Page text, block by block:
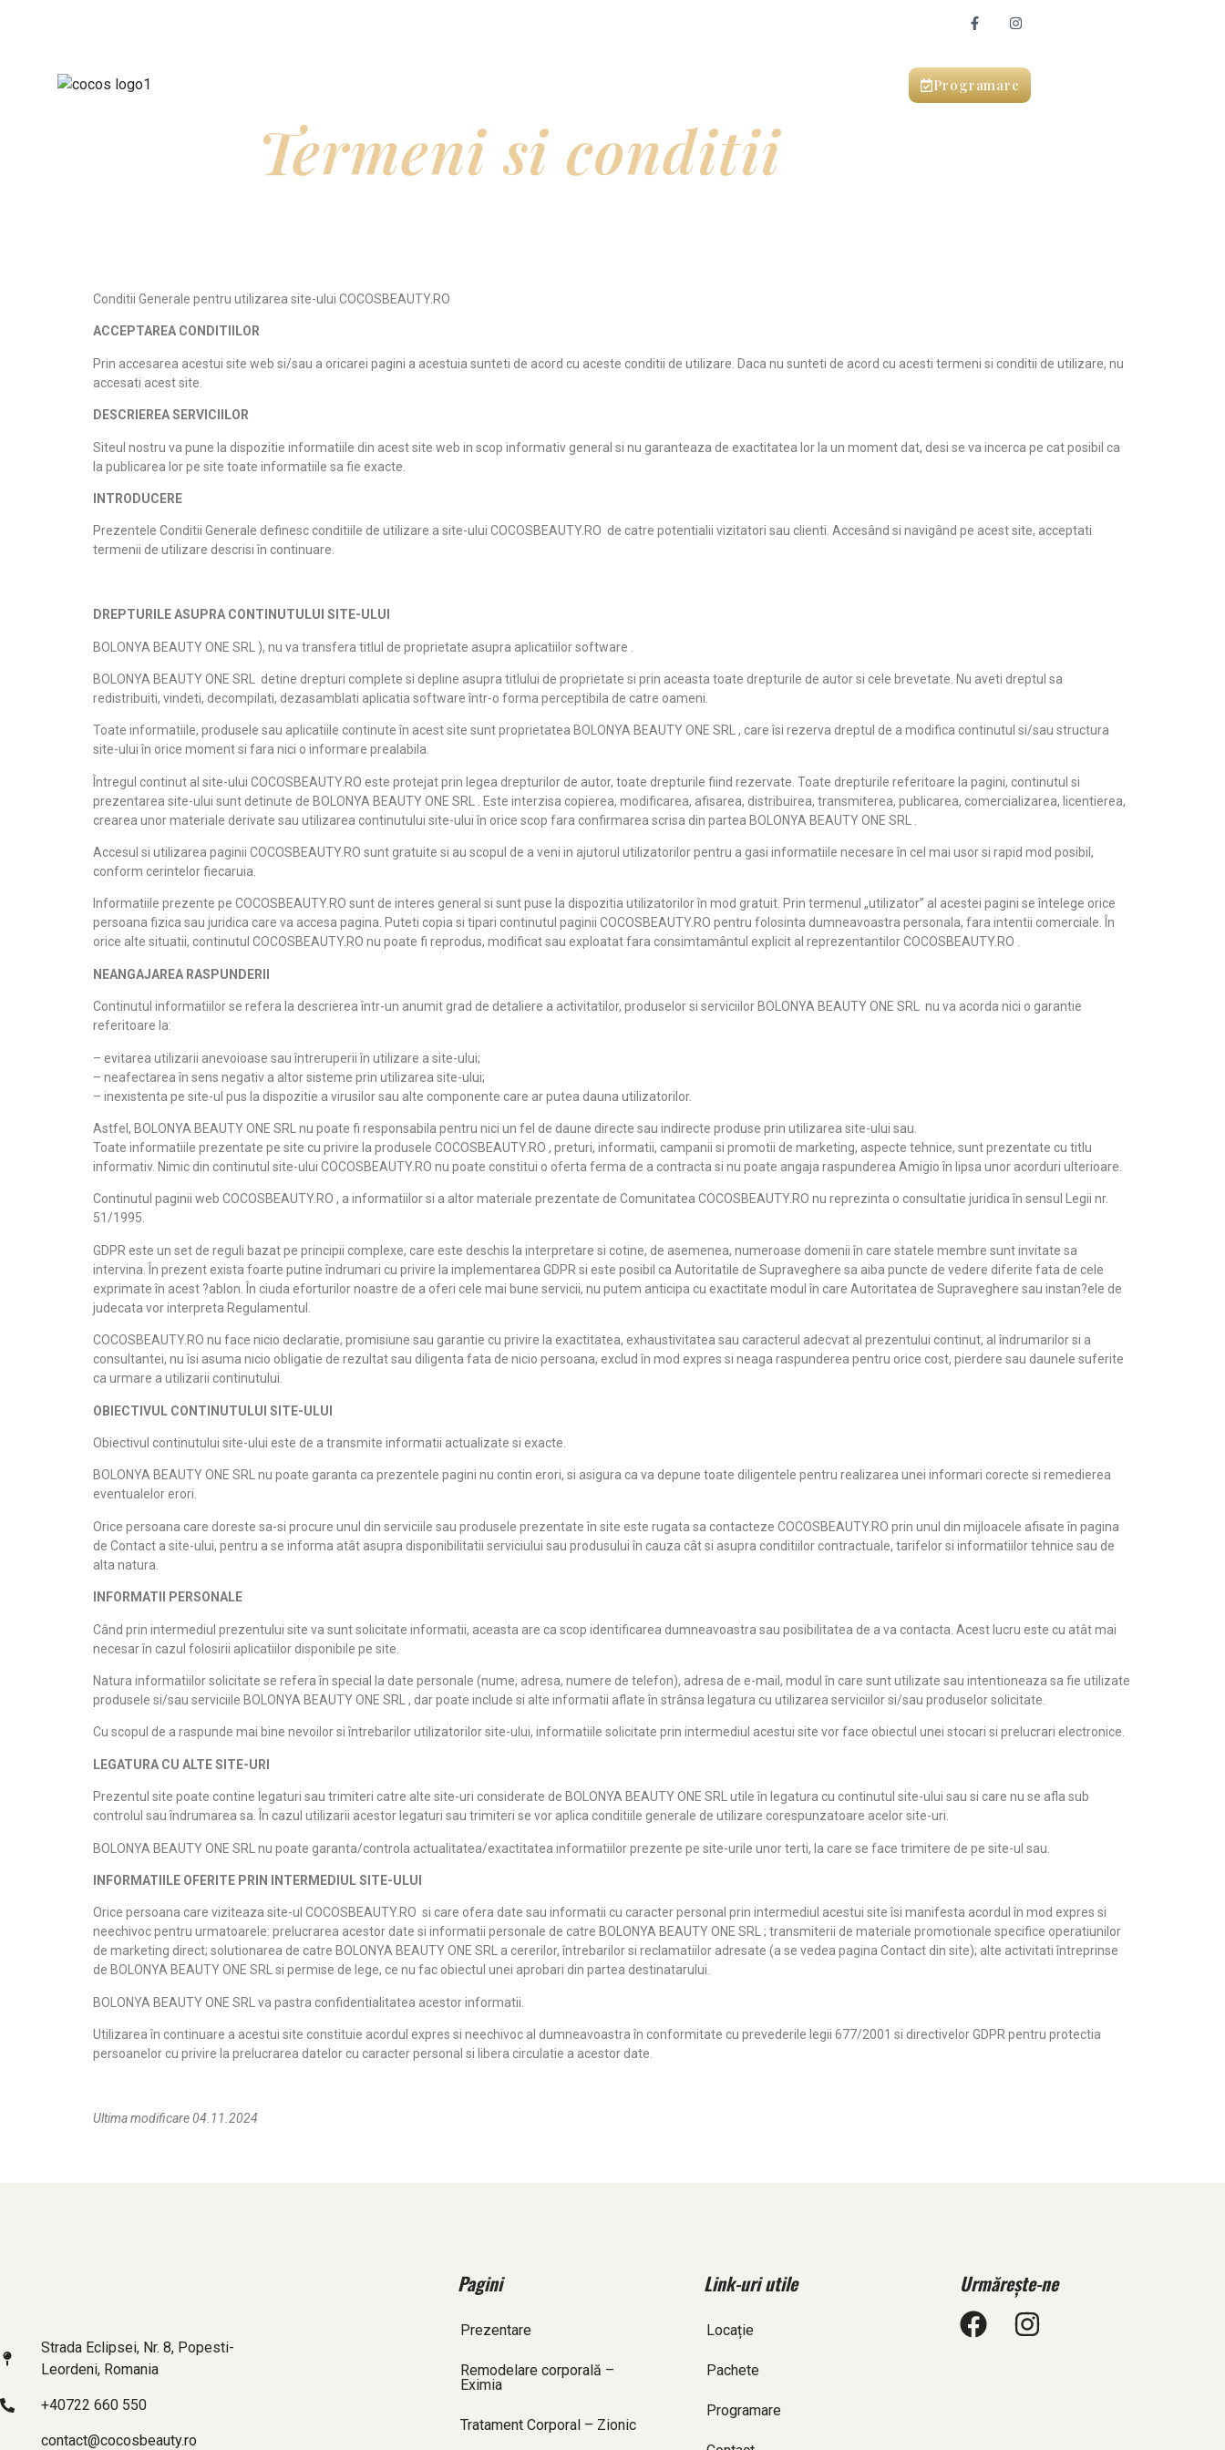
Programare
Termeni si conditii
Conditii Generale pentru utilizarea site-ului COCOSBEAUTY.RO
ACCEPTAREA CONDITIILOR
Prin accesarea acestui site web si/sau a oricarei pagini a acestuia sunteti de acord cu aceste conditii de utilizare. Daca nu sunteti de acord cu acesti termeni si conditii de utilizare, nu
accesati acest site.
DESCRIEREA SERVICIILOR
Siteul nostru va pune la dispozitie informatiile din acest site web in scop informativ general si nu garanteaza de exactitatea lor la un moment dat, desi se va incerca pe cat posibil ca
la publicarea lor pe site toate informatiile sa fie exacte.
INTRODUCERE
Prezentele Conditii Generale definesc conditiile de utilizare a site-ului COCOSBEAUTY.RO de catre potentialii vizitatori sau clienti. Accesând si navigând pe acest site, acceptati
termenii de utilizare descrisi în continuare.
DREPTURILE ASUPRA CONTINUTULUI SITE-ULUI
BOLONYA BEAUTY ONE SRL ), nu va transfera titlul de proprietate asupra aplicatiilor software .
BOLONYA BEAUTY ONE SRL detine drepturi complete si depline asupra titlului de proprietate si prin aceasta toate drepturile de autor si cele brevetate. Nu aveti dreptul sa
redistribuiti, vindeti, decompilati, dezasamblati aplicatia software într-o forma perceptibila de catre oameni.
Toate informatiile, produsele sau aplicatiile continute în acest site sunt proprietatea BOLONYA BEAUTY ONE SRL , care îsi rezerva dreptul de a modifica continutul si/sau structura
site-ului în orice moment si fara nici o informare prealabila.
Întregul continut al site-ului COCOSBEAUTY.RO este protejat prin legea drepturilor de autor, toate drepturile fiind rezervate. Toate drepturile referitoare la pagini, continutul si
prezentarea site-ului sunt detinute de BOLONYA BEAUTY ONE SRL . Este interzisa copierea, modificarea, afisarea, distribuirea, transmiterea, publicarea, comercializarea, licentierea,
crearea unor materiale derivate sau utilizarea continutului site-ului în orice scop fara confirmarea scrisa din partea BOLONYA BEAUTY ONE SRL .
Accesul si utilizarea paginii COCOSBEAUTY.RO sunt gratuite si au scopul de a veni in ajutorul utilizatorilor pentru a gasi informatiile necesare în cel mai usor si rapid mod posibil,
conform cerintelor fiecaruia.
Informatiile prezente pe COCOSBEAUTY.RO sunt de interes general si sunt puse la dispozitia utilizatorilor în mod gratuit. Prin termenul „utilizator” al acestei pagini se întelege orice
persoana fizica sau juridica care va accesa pagina. Puteti copia si tipari continutul paginii COCOSBEAUTY.RO pentru folosinta dumneavoastra personala, fara intentii comerciale. În
orice alte situatii, continutul COCOSBEAUTY.RO nu poate fi reprodus, modificat sau exploatat fara consimtamântul explicit al reprezentantilor COCOSBEAUTY.RO .
NEANGAJAREA RASPUNDERII
Continutul informatiilor se refera la descrierea într-un anumit grad de detaliere a activitatilor, produselor si serviciilor BOLONYA BEAUTY ONE SRL nu va acorda nici o garantie
referitoare la:
– evitarea utilizarii anevoioase sau întreruperii în utilizare a site-ului;
– neafectarea în sens negativ a altor sisteme prin utilizarea site-ului;
– inexistenta pe site-ul pus la dispozitie a virusilor sau alte componente care ar putea dauna utilizatorilor.
Astfel, BOLONYA BEAUTY ONE SRL nu poate fi responsabila pentru nici un fel de daune directe sau indirecte produse prin utilizarea site-ului sau.
Toate informatiile prezentate pe site cu privire la produsele COCOSBEAUTY.RO , preturi, informatii, campanii si promotii de marketing, aspecte tehnice, sunt prezentate cu titlu
informativ. Nimic din continutul site-ului COCOSBEAUTY.RO nu poate constitui o oferta ferma de a contracta si nu poate angaja raspunderea Amigio în lipsa unor acorduri ulterioare.
Continutul paginii web COCOSBEAUTY.RO , a informatiilor si a altor materiale prezentate de Comunitatea COCOSBEAUTY.RO nu reprezinta o consultatie juridica în sensul Legii nr.
51/1995.
GDPR este un set de reguli bazat pe principii complexe, care este deschis la interpretare si cotine, de asemenea, numeroase domenii în care statele membre sunt invitate sa
intervina. În prezent exista foarte putine îndrumari cu privire la implementarea GDPR si este posibil ca Autoritatile de Supraveghere sa aiba puncte de vedere diferite fata de cele
exprimate în acest ?ablon. În ciuda eforturilor noastre de a oferi cele mai bune servicii, nu putem anticipa cu exactitate modul în care Autoritatea de Supraveghere sau instan?ele de
judecata vor interpreta Regulamentul.
COCOSBEAUTY.RO nu face nicio declaratie, promisiune sau garantie cu privire la exactitatea, exhaustivitatea sau caracterul adecvat al prezentului continut, al îndrumarilor si a
consultantei, nu îsi asuma nicio obligatie de rezultat sau diligenta fata de nicio persoana, exclud în mod expres si neaga raspunderea pentru orice cost, pierdere sau daunele suferite
ca urmare a utilizarii continutului.
OBIECTIVUL CONTINUTULUI SITE-ULUI
Obiectivul continutului site-ului este de a transmite informatii actualizate si exacte.
BOLONYA BEAUTY ONE SRL nu poate garanta ca prezentele pagini nu contin erori, si asigura ca va depune toate diligentele pentru realizarea unei informari corecte si remedierea
eventualelor erori.
Orice persoana care doreste sa-si procure unul din serviciile sau produsele prezentate în site este rugata sa contacteze COCOSBEAUTY.RO prin unul din mijloacele afisate în pagina
de Contact a site-ului, pentru a se informa atât asupra disponibilitatii serviciului sau produsului în cauza cât si asupra conditiilor contractuale, tarifelor si informatiilor tehnice sau de
alta natura.
INFORMATII PERSONALE
Când prin intermediul prezentului site va sunt solicitate informatii, aceasta are ca scop identificarea dumneavoastra sau posibilitatea de a va contacta. Acest lucru este cu atât mai
necesar în cazul folosirii aplicatiilor disponibile pe site.
Natura informatiilor solicitate se refera în special la date personale (nume, adresa, numere de telefon), adresa de e-mail, modul în care sunt utilizate sau intentioneaza sa fie utilizate
produsele si/sau serviciile BOLONYA BEAUTY ONE SRL , dar poate include si alte informatii aflate în strânsa legatura cu utilizarea serviciilor si/sau produselor solicitate.
Cu scopul de a raspunde mai bine nevoilor si întrebarilor utilizatorilor site-ului, informatiile solicitate prin intermediul acestui site vor face obiectul unei stocari si prelucrari electronice.
LEGATURA CU ALTE SITE-URI
Prezentul site poate contine legaturi sau trimiteri catre alte site-uri considerate de BOLONYA BEAUTY ONE SRL utile în legatura cu continutul site-ului sau si care nu se afla sub
controlul sau îndrumarea sa. În cazul utilizarii acestor legaturi sau trimiteri se vor aplica conditiile generale de utilizare corespunzatoare acelor site-uri.
BOLONYA BEAUTY ONE SRL nu poate garanta/controla actualitatea/exactitatea informatiilor prezente pe site-urile unor terti, la care se face trimitere de pe site-ul sau.
INFORMATIILE OFERITE PRIN INTERMEDIUL SITE-ULUI
Orice persoana care viziteaza site-ul COCOSBEAUTY.RO si care ofera date sau informatii cu caracter personal prin intermediul acestui site îsi manifesta acordul în mod expres si
neechivoc pentru urmatoarele: prelucrarea acestor date si informatii personale de catre BOLONYA BEAUTY ONE SRL ; transmiterii de materiale promotionale specifice operatiunilor
de marketing direct; solutionarea de catre BOLONYA BEAUTY ONE SRL a cererilor, întrebarilor si reclamatiilor adresate (a se vedea pagina Contact din site); alte activitati întreprinse
de BOLONYA BEAUTY ONE SRL si permise de lege, ce nu fac obiectul unei aprobari din partea destinatarului.
BOLONYA BEAUTY ONE SRL va pastra confidentialitatea acestor informatii.
Utilizarea în continuare a acestui site constituie acordul expres si neechivoc al dumneavoastra în conformitate cu prevederile legii 677/2001 si directivelor GDPR pentru protectia
persoanelor cu privire la prelucrarea datelor cu caracter personal si libera circulatie a acestor date.
Ultima modificare 04.11.2024
Strada Eclipsei, Nr. 8, Popesti-
Leordeni, Romania
+40722 660 550
contact@cocosbeauty.ro
Pagini
Prezentare
Remodelare corporală –
Eximia
Tratament Corporal – Zionic
Link-uri utile
Locație
Pachete
Programare
Urmărește-ne